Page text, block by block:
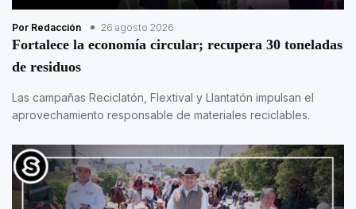
Por Redacción 26 agosto 2026
Fortalece la economía circular; recupera 30 toneladas
de residuos
Las campañas Reciclatón, Flextival y Llantatón impulsan el
aprovechamiento responsable de materiales reciclables.